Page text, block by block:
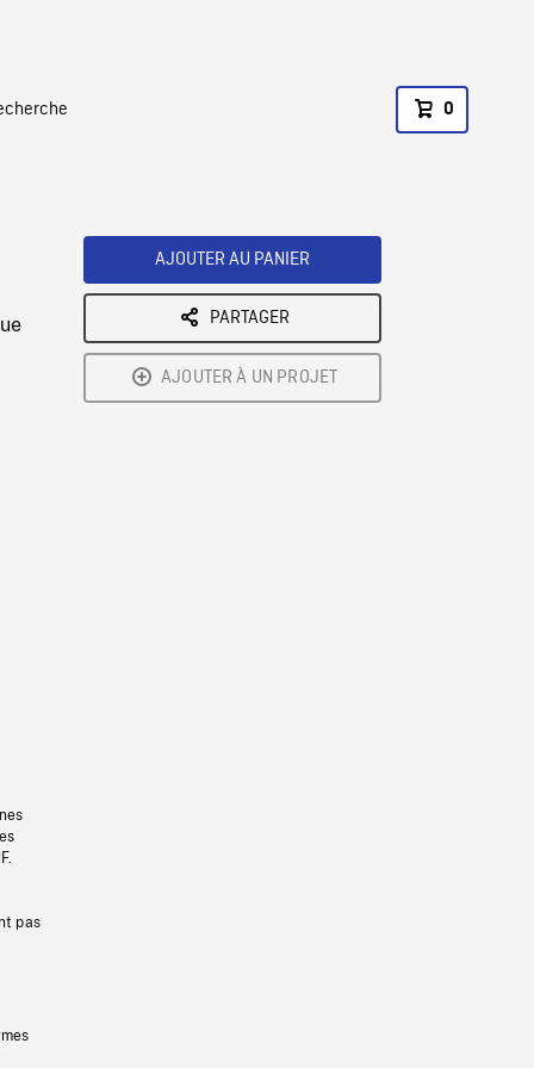
0
pas
AJOUTER AU PANIER
PARTAGER
AJOUTER À UN PROJET